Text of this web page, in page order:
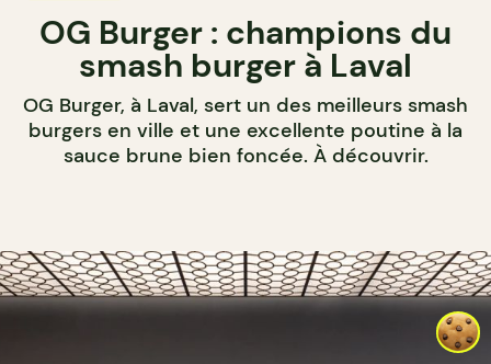
OG Burger : champions du
smash burger à Laval
OG Burger, à Laval, sert un des meilleurs smash
burgers en ville et une excellente poutine à la
sauce brune bien foncée. À découvrir.